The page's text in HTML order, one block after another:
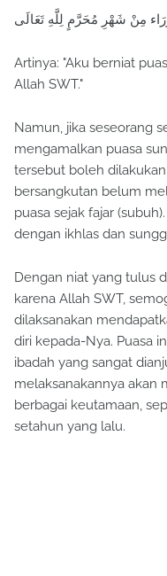
مِنْ شَهْرِ مُحَرَّمٍ لِلَّهِ تَعَالَى
Artinya: "Aku berniat
Allah SWT."
Namun, jika seseorang
mengamalkan puasa
tersebut boleh
bersangkutan belum
puasa sejak fajar
dengan ikhlas dan
Dengan niat yang tulus
karena Allah SWT,
dilaksanakan
diri kepada-Nya. Puasa
ibadah yang sangat
melaksanakannya akan
berbagai keutamaan,
setahun yang lalu.